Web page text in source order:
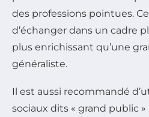
des professions pointues.
d’échanger dans un cadre
plus enrichissant qu’une
généraliste.
Il est aussi recommandé
sociaux dits « grand public